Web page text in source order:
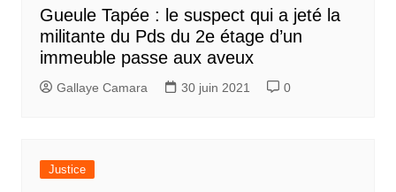
Gueule Tapée : le suspect qui a jeté la
militante du Pds du 2e étage d’un
immeuble passe aux aveux
Gallaye Camara 30 juin 2021 0
Justice